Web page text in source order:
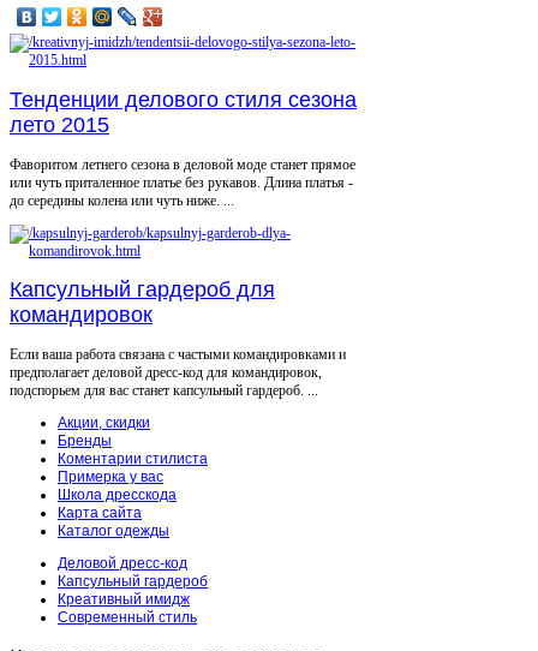
Тенденции делового стиля сезона
лето 2015
Фаворитом летнего сезона в деловой моде станет прямое
или чуть приталенное платье без рукавов. Длина платья -
до середины колена или чуть ниже. ...
Капсульный гардероб для
командировок
Если ваша работа связана с частыми командировками и
предполагает деловой дресс-код для командировок,
подспорьем для вас станет капсульный гардероб. ...
Акции, скидки
Бренды
Коментарии стилиста
Примерка у вас
Школа дресскода
Карта сайта
Каталог одежды
Деловой дресс-код
Капсульный гардероб
Креативный имидж
Современный стиль